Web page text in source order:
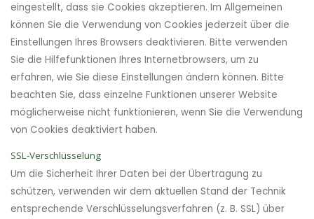
eingestellt, dass sie Cookies akzeptieren. Im Allgemeinen
können Sie die Verwendung von Cookies jederzeit über die
Einstellungen Ihres Browsers deaktivieren. Bitte verwenden
Sie die Hilfefunktionen Ihres Internetbrowsers, um zu
erfahren, wie Sie diese Einstellungen ändern können. Bitte
beachten Sie, dass einzelne Funktionen unserer Website
möglicherweise nicht funktionieren, wenn Sie die Verwendung
von Cookies deaktiviert haben.
SSL-Verschlüsselung
Um die Sicherheit Ihrer Daten bei der Übertragung zu
schützen, verwenden wir dem aktuellen Stand der Technik
entsprechende Verschlüsselungsverfahren (z. B. SSL) über